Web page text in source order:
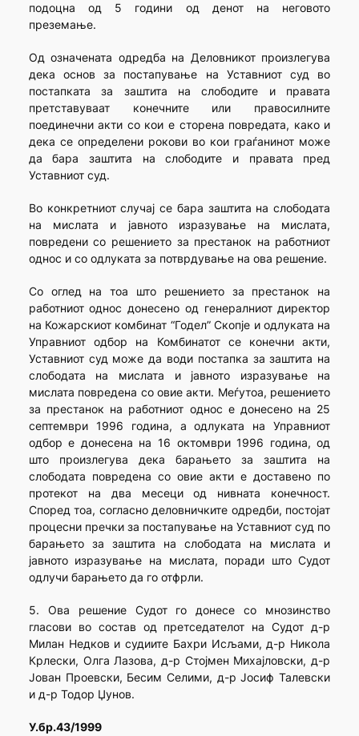
подоцна од 5 години од денот на неговото
преземање.
Од означената одредба на Деловникот произлегува
дека основ за постапување на Уставниот суд во
постапката за заштита на слободите и правата
претставуваат конечните или правосилните
поединечни акти со кои е сторена повредата, како и
дека се определени рокови во кои граѓанинот може
да бара заштита на слободите и правата пред
Уставниот суд.
Во конкретниот случај се бара заштита на слободата
на мислата и јавното изразување на мислата,
повредени со решението за престанок на работниот
однос и со одлуката за потврдување на ова решение.
Со оглед на тоа што решението за престанок на
работниот однос донесено од генералниот директор
на Кожарскиот комбинат “Годел” Скопје и одлуката на
Управниот одбор на Комбинатот се конечни акти,
Уставниот суд може да води постапка за заштита на
слободата на мислата и јавното изразување на
мислата повредена со овие акти. Меѓутоа, решението
за престанок на работниот однос е донесено на 25
септември 1996 година, а одлуката на Управниот
одбор е донесена на 16 октомври 1996 година, од
што произлегува дека барањето за заштита на
слободата повредена со овие акти е доставено по
протекот на два месеци од нивната конечност.
Според тоа, согласно деловничките одредби, постојат
процесни пречки за постапување на Уставниот суд по
барањето за заштита на слободата на мислата и
јавното изразување на мислата, поради што Судот
одлучи барањето да го отфрли.
5. Ова решение Судот го донесе со мнозинство
гласови во состав од претседателот на Судот д-р
Милан Недков и судиите Бахри Исљами, д-р Никола
Крлески, Олга Лазова, д-р Стојмен Михајловски, д-р
Јован Проевски, Бесим Селими, д-р Јосиф Талевски
и д-р Тодор Џунов.
У.бр.43/1999